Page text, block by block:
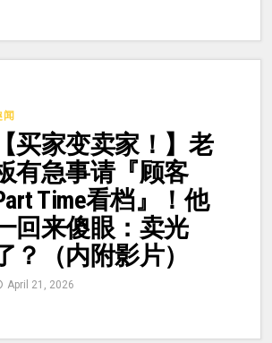
闻
【买家变卖家！】老
有急事请『顾客
Time看档』！他
回来傻眼：卖光
？（内附影片）
April 21, 2026